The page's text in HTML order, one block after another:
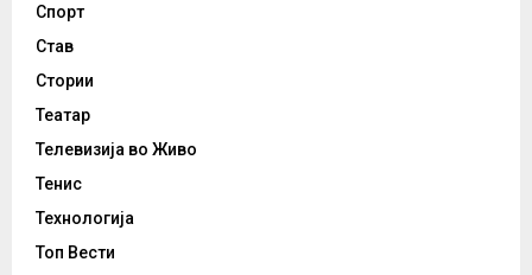
Спорт
Став
Стории
Театар
Телевизија во Живо
Тенис
Технологија
Топ Вести